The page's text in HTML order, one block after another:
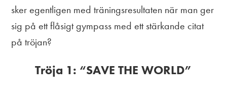
sker egentligen med träningsresultaten när man ger
sig på ett flåsigt gympass med ett stärkande citat
på tröjan?
Tröja 1: “SAVE THE WORLD”